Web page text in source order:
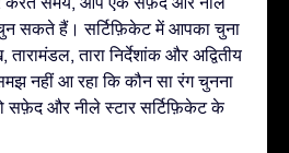
सकते हैं। सर्टिफ़िकेट में आपका चुना
तारामंडल, तारा निर्देशांक और अद्वितीय
नहीं आ रहा कि कौन सा रंग चुनना
सफ़ेद और नीले स्टार सर्टिफ़िकेट के